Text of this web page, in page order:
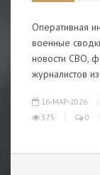
Оперативная
военные
новости СВО,
журналистов из
16-МАР-2026
575
0